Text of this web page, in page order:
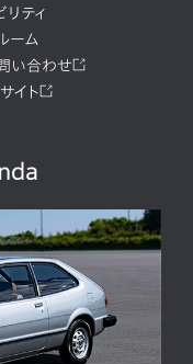
リティ
ーム
い合わせ
イト